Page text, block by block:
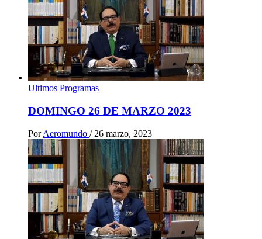
Ultimos Programas
DOMINGO 26 DE MARZO 2023
Por Aeromundo / 26 marzo, 2023